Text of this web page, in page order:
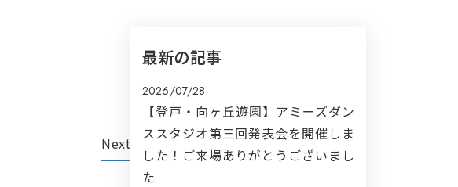
Next
最新の記事
2026/07/28
【登戸・向ヶ丘遊園】アミーズダン
ススタジオ第三回発表会を開催しま
した！ご来場ありがとうございまし
た